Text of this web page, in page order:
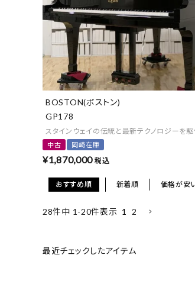
BOSTON(ボストン)
GP178
スタインウェイの伝統と最新テクノロジーを
中古 岡崎在庫
¥1,870,000 税込
おすすめ順 新着順 価格が安
28件中 1 -20件表示 1 2
最近チェックしたアイテム